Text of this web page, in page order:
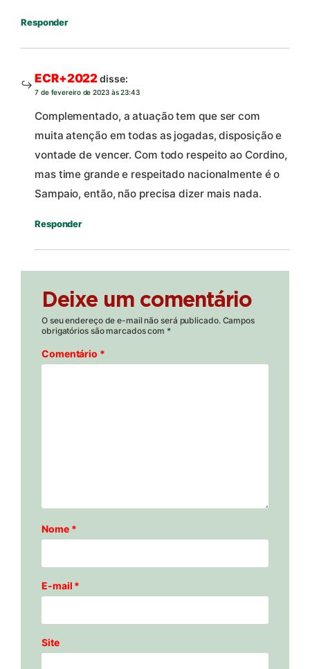
Responder
ECR+2022disse:
7 de fevereiro de 2023 às 23:43
Complementado, a atuação tem que ser com
muita atenção em todas as jogadas, disposição e
vontade de vencer. Com todo respeito ao Cordino,
mas time grande e respeitado nacionalmente é o
Sampaio, então, não precisa dizer mais nada.
Responder
Deixe um comentário
O seu endereço de e-mail não será publicado. Campos
obrigatórios são marcados com *
Comentário *
Nome *
E-mail *
Site